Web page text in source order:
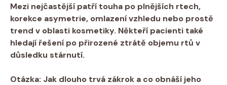
Mezi nejčastější patří touha po plnějších rtech,
korekce asymetrie, omlazení vzhledu nebo prostě
trend v oblasti kosmetiky. Někteří pacienti také
hledají řešení po přirozené ztrátě objemu rtů v
důsledku stárnutí.
Otázka: Jak dlouho trvá zákrok a co obnáší jeho